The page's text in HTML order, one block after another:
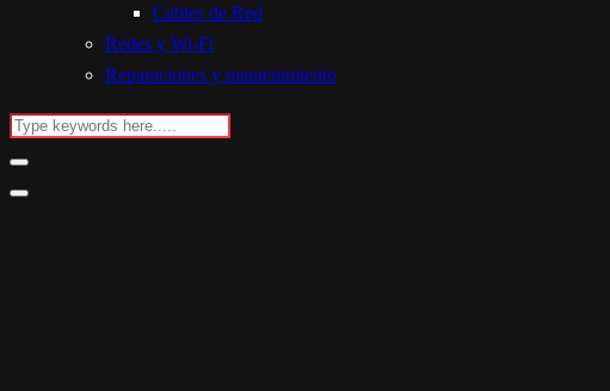
Cables de Red
Redes y Wi-Fi
Reparaciones y mantenimiento